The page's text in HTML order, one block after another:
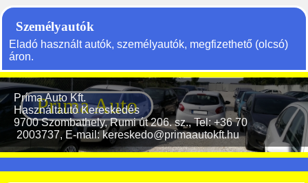
Személyautók
Eladó használt autók, személyautók, megfizethető (olcsó)
áron.
Príma Auto
Príma Auto Kft.
Használtautó Kereskedés
9700 Szombathely, Rumi út 206. sz., Tel: +36 70
2003737, E-mail: kereskedo@primaautokft.hu